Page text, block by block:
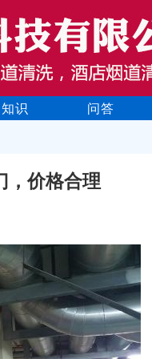
知识 问答
，价格合理